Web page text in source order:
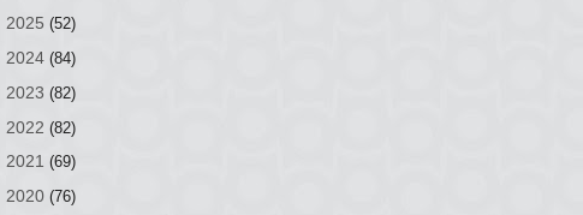
2025 (52)
2024 (84)
2023 (82)
2022 (82)
2021 (69)
2020 (76)